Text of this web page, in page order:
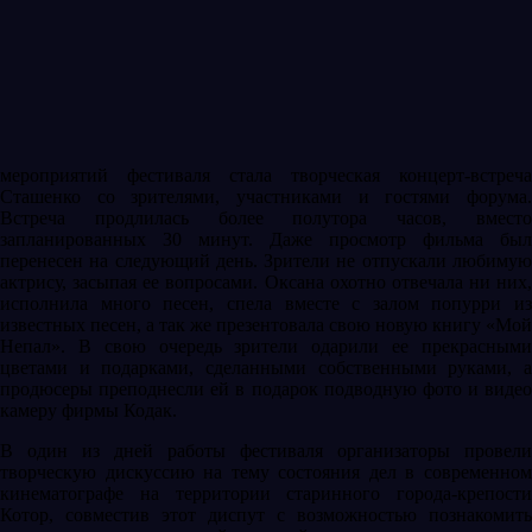
мероприятий фестиваля стала творческая концерт-встреча
Сташенко со зрителями, участниками и гостями форума.
Встреча продлилась более полутора часов, вместо
запланированных 30 минут. Даже просмотр фильма был
перенесен на следующий день. Зрители не отпускали любимую
актрису, засыпая ее вопросами. Оксана охотно отвечала ни них,
исполнила много песен, спела вместе с залом попурри из
известных песен, а так же презентовала свою новую книгу «Мой
Непал». В свою очередь зрители одарили ее прекрасными
цветами и подарками, сделанными собственными руками, а
продюсеры преподнесли ей в подарок подводную фото и видео
камеру фирмы Кодак.
В один из дней работы фестиваля организаторы провели
творческую дискуссию на тему состояния дел в современном
кинематографе на территории старинного города-крепости
Котор, совместив этот диспут с возможностью познакомить